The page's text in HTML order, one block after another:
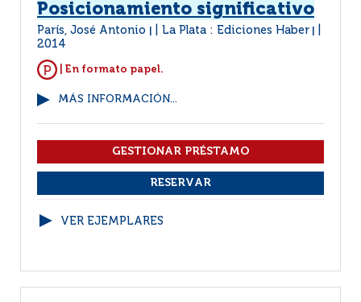
Posicionamiento significativo
París, José Antonio La Plata : Ediciones Haber
2014
| En formato papel.
MÁS INFORMACIÓN...
VER EJEMPLARES